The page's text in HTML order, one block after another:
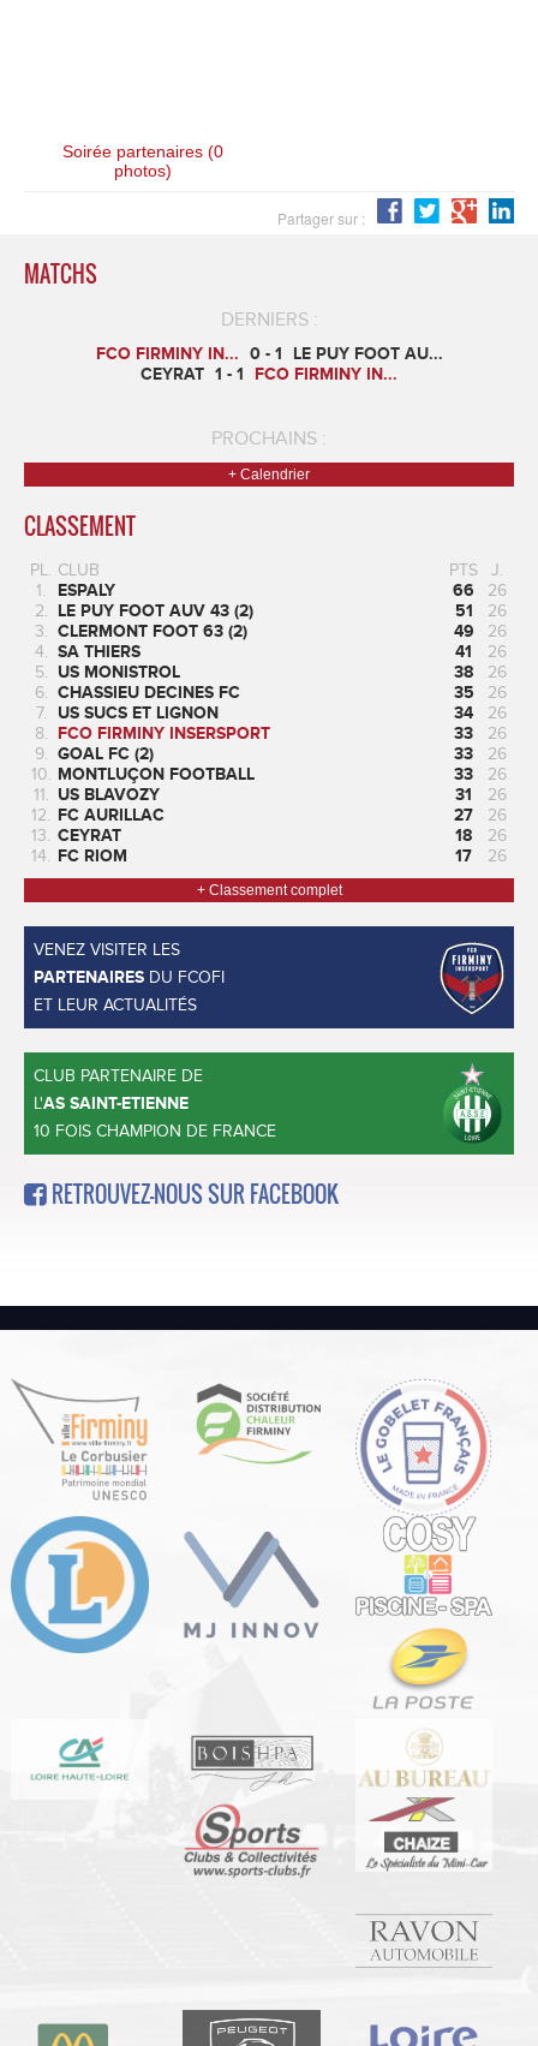
Soirée partenaires (0
photos)
Partager sur :
MATCHS
DERNIERS :
FCO FIRMINY IN... 0 - 1
LE PUY FOOT AU...
CEYRAT 1 - 1 FCO FIRMINY IN...
PROCHAINS :
+ Calendrier
CLASSEMENT
PL. CLUB PTS
J.
1.
ESPALY 66
26
2. LE PUY FOOT AUV 43 (2) 51
26
3. CLERMONT FOOT 63 (2) 49
26
4. SA THIERS 41
26
5. US MONISTROL 38
26
6. CHASSIEU DECINES FC 35
26
7.
US SUCS ET LIGNON 34
26
8. FCO FIRMINY INSERSPORT 33
26
9. GOAL FC (2) 33
26
10. MONTLUÇON FOOTBALL 33
26
11. US BLAVOZY 31
26
12. FC AURILLAC 27
26
13. CEYRAT 18
26
14. FC RIOM 17 26
+ Classement complet
VENEZ VISITER LES
PARTENAIRES DU FCOFI
ET LEUR ACTUALITÉS
CLUB PARTENAIRE DE
L'AS SAINT-ETIENNE
10 FOIS CHAMPION DE FRANCE
RETROUVEZ-NOUS SUR FACEBOOK